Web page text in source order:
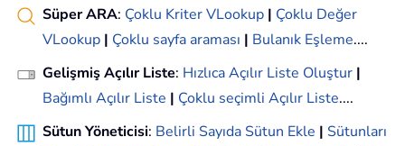
Süper ARA: Çoklu Kriter VLookup | Çoklu Değer
VLookup | Çoklu sayfa araması | Bulanık Eşleme....
Gelişmiş Açılır Liste: Hızlıca Açılır Liste Oluştur |
Bağımlı Açılır Liste | Çoklu seçimli Açılır Liste....
Sütun Yöneticisi: Belirli Sayıda Sütun Ekle | Sütunları